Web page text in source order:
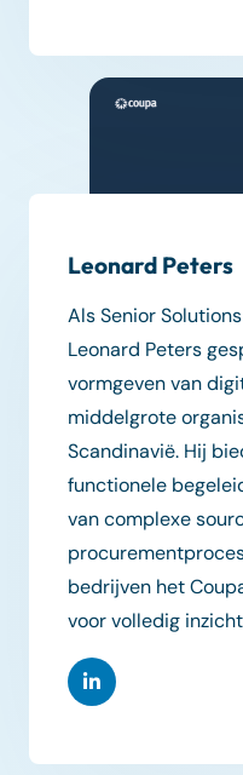
Leonard Peters
Als Senior
Leonard Peters
vormgeven van
middelgrote
Scandinavië. Hij
functionele
van complexe
bedrijven het
voor volledig